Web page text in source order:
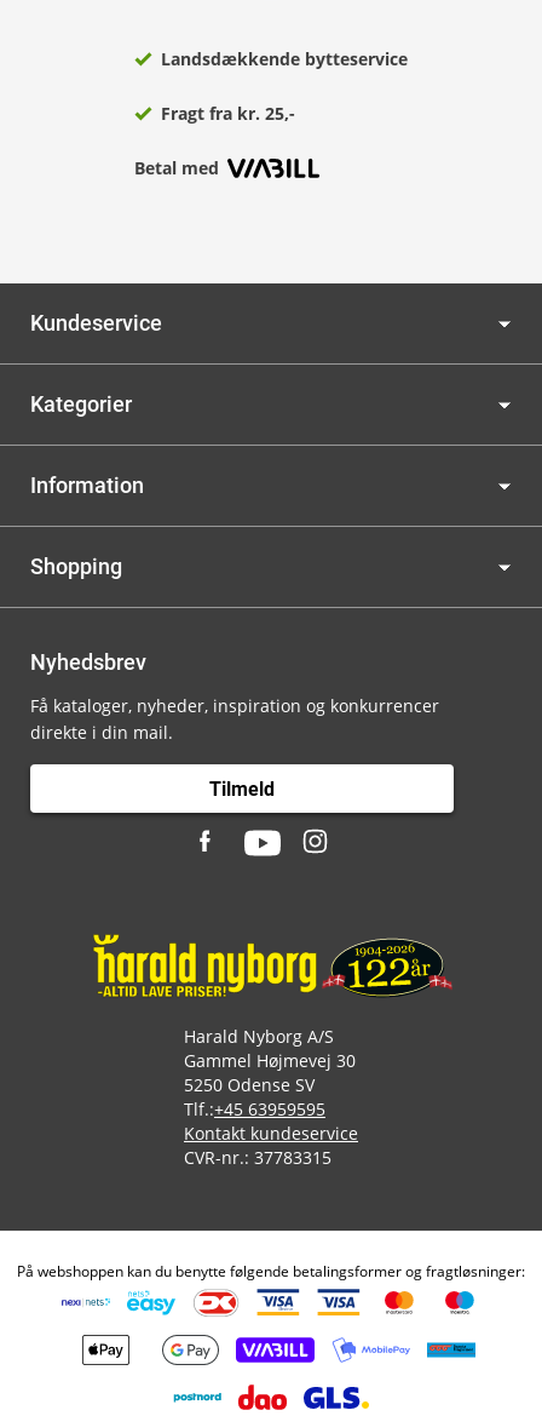
Landsdækkende bytteservice
Fragt fra kr. 25,-
Betal med
Kundeservice
Kategorier
Information
Shopping
Nyhedsbrev
Få kataloger, nyheder, inspiration og konkurrencer
direkte i din mail.
Tilmeld
Harald Nyborg A/S
Gammel Højmevej 30
5250 Odense SV
Tlf.:+45 63959595
Kontakt kundeservice
CVR-nr.: 37783315
På webshoppen kan du benytte følgende betalingsformer og fragtløsninger: